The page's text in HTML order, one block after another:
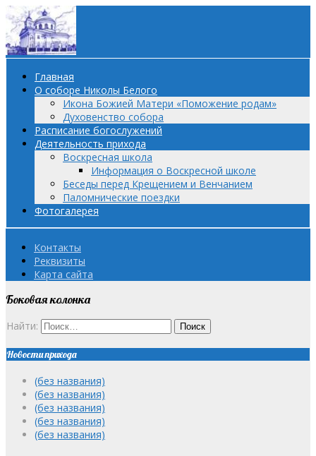
Главная
О соборе Николы Белого
Икона Божией Матери «Поможение родам»
Духовенство собора
Расписание богослужений
Деятельность прихода
Воскресная школа
Информация о Воскресной школе
Беседы перед Крещением и Венчанием
Паломнические поездки
Фотогалерея
Контакты
Реквизиты
Карта сайта
Боковая колонка
Найти:
Новости прихода
(без названия)
(без названия)
(без названия)
(без названия)
(без названия)